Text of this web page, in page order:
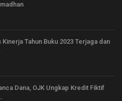
Tahun Buku 2023 Terjaga dan
Dana, OJK Ungkap Kredit Fiktif